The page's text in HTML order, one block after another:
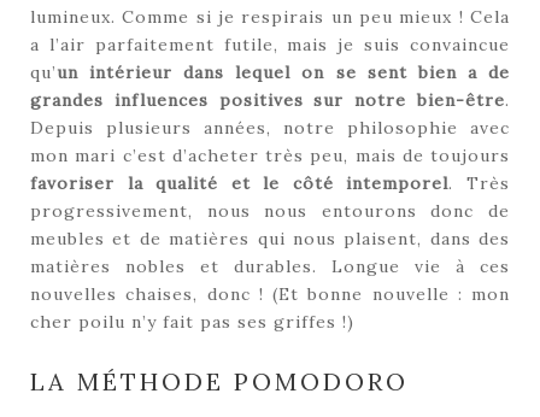
lumineux. Comme si je respirais un peu mieux ! Cela
a l’air parfaitement futile, mais je suis convaincue
qu’un intérieur dans lequel on se sent bien a de
grandes influences positives sur notre bien-être.
Depuis plusieurs années, notre philosophie avec
mon mari c’est d’acheter très peu, mais de toujours
favoriser la qualité et le côté intemporel. Très
progressivement, nous nous entourons donc de
meubles et de matières qui nous plaisent, dans des
matières nobles et durables. Longue vie à ces
nouvelles chaises, donc ! (Et bonne nouvelle : mon
cher poilu n’y fait pas ses griffes !)
LA MÉTHODE POMODORO